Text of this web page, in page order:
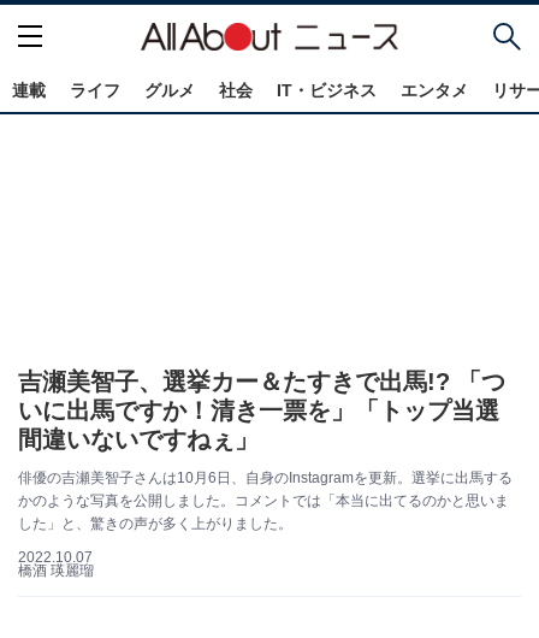
連載 ライフ グルメ 社会 IT・ビジネス エンタメ リサ
吉瀬美智子、選挙カー＆たすきで出馬!? 「つ
いに出馬ですか！清き一票を」「トップ当選
間違いないですねぇ」
俳優の吉瀬美智子さんは10月6日、自身のInstagramを更新。選挙に出馬する
かのような写真を公開しました。コメントでは「本当に出てるのかと思いま
した」と、驚きの声が多く上がりました。
2022.10.07
橋酒 瑛麗瑠